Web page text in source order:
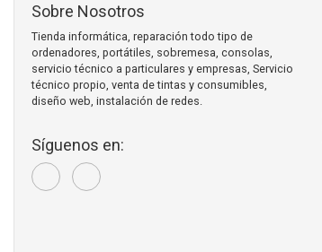
Sobre Nosotros
Tienda informática, reparación todo tipo de
ordenadores, portátiles, sobremesa, consolas,
servicio técnico a particulares y empresas, Servicio
técnico propio, venta de tintas y consumibles,
diseño web, instalación de redes.
Síguenos en: